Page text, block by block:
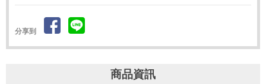
分享到
商品資訊